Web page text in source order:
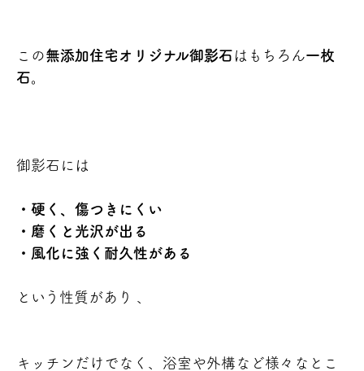
この無添加住宅オリジナル御影石 はもちろん一枚
石。
御影石には
・硬く、傷つきにくい
・磨くと光沢が出る
・風化に強く耐久性がある
という性質があり 、
キッチンだけでなく、浴室や外構など様々なとこ